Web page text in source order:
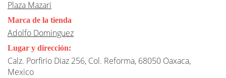
Plaza Mazari
Marca de la tienda
Adolfo Dominguez
Lugar y dirección:
Calz. Porfirio Diaz 256, Col. Reforma, 68050 Oaxaca,
Mexico